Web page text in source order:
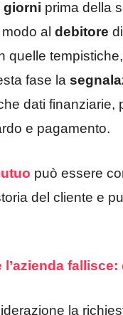
giorni prima della
al debitore
quelle
fase la
dati
e pagamento.
può essere
del cliente e
l’azienda
la